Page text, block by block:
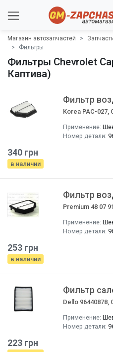
Магазин автозапчастей
Фильтры
Фильтры Chevrolet
Каптива)
Фильтр
Korea PAC-027,
Применение:
Номер детали:
340 грн
в наличии
Фильтр
Premium 48 07
Применение:
Номер детали:
253 грн
в наличии
Фильтр
Dello 96440878,
Применение:
Номер детали:
223 грн